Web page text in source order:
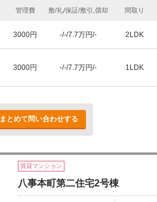
管理費 敷/礼/保証/敷引,償却 間取り
3000円 -/-/7.7万円/- 2LDK
3000円 -/-/7.7万円/- 1LDK
まとめて問い合わせする
賃貸マンション
八事本町第二住宅2号棟